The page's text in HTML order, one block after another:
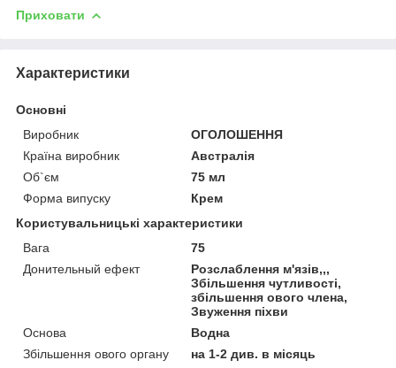
Приховати
Характеристики
Основні
Виробник
ОГОЛОШЕННЯ
Країна виробник
Австралія
Об`єм
75 мл
Форма випуску
Крем
Користувальницькі характеристики
Вага
75
Донительный ефект
Розслаблення м'язів,,,
Збільшення чутливості,
збільшення ового члена,
Звуження піхви
Основа
Водна
Збільшення ового органу
на 1-2 див. в місяць